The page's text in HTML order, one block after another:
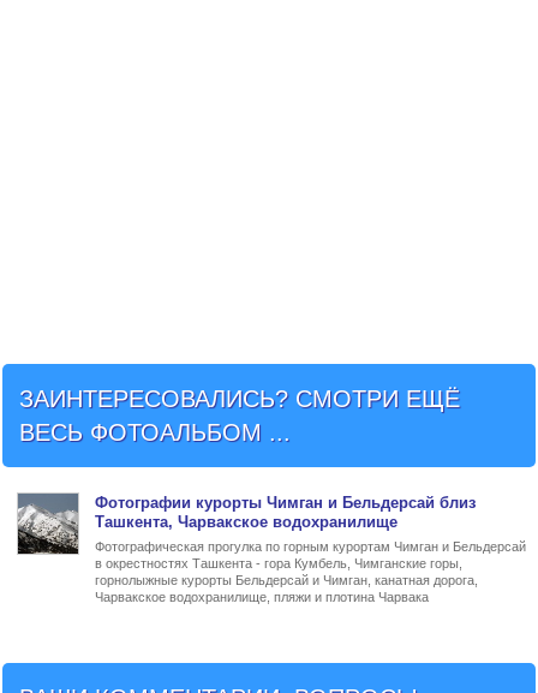
ЗАИНТЕРЕСОВАЛИСЬ? СМОТРИ ЕЩЁ
ВЕСЬ ФОТОАЛЬБОМ ...
Фотографии курорты Чимган и Бельдерсай близ
Ташкента, Чарвакское водохранилище
Фотографическая прогулка по горным курортам Чимган и Бельдерсай
в окрестностях Ташкента - гора Кумбель, Чимганские горы,
горнолыжные курорты Бельдерсай и Чимган, канатная дорога,
Чарвакское водохранилище, пляжи и плотина Чарвака